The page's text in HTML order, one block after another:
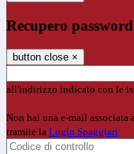
Recupero password
button close ×
all'indirizzo indicato con le
Non hai una e-mail associata
tramite la Login Spaggiari